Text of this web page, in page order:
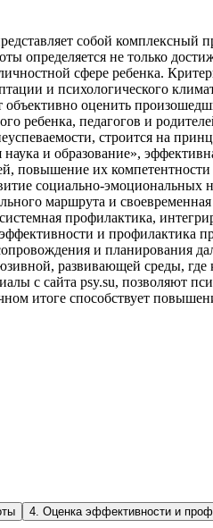
собой комплексный
определяется не только
сфере ребенка.
и психологического
объективно оценить
ребенка, педагогов и
строится на
и образование»,
повышение их
социально-эмоциональных
маршрута и
профилактика,
и профилактика
и планирования
развивающей среды,
с сайта psy.su, позволяют
итоге способствует
4 Оценка эффективности и